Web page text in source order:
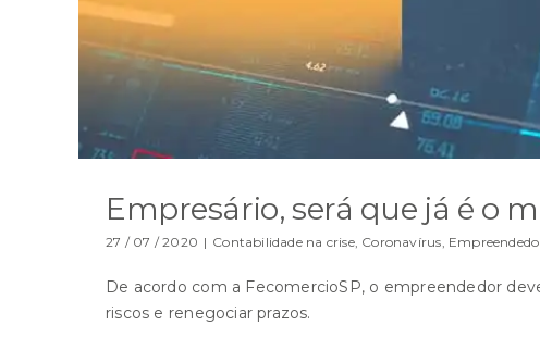
Empresário, será que já é o
27 / 07 / 2020 | Contabilidade na crise, Coronavírus,
De acordo com a FecomercioSP, o empreendedor
riscos e renegociar prazos.